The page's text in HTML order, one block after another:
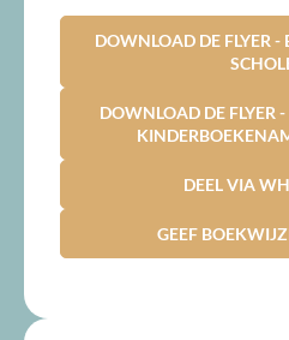
DOWNLOAD DE FLYER
DOWNLOAD DE FLYER
DEEL VIA
GEEF